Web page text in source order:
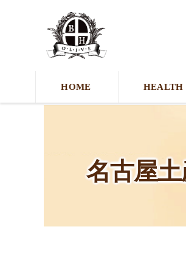
HOME HEALTH
名古屋